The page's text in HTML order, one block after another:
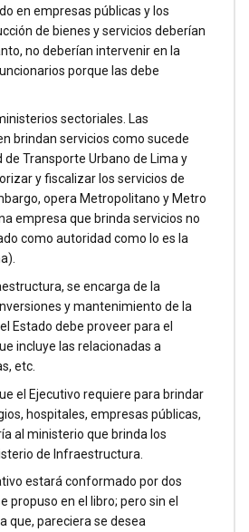
en empresas públicas y los
de bienes y servicios deberían
no deberían intervenir en la
porque las debe
sectoriales. Las
brindan servicios como sucede
de Transporte Urbano de Lima y
y fiscalizar los servicios de
opera Metropolitano y Metro
empresa que brinda servicios no
como autoridad como lo es la
se encarga de la
y mantenimiento de la
Estado debe proveer para el
incluye las relacionadas a
etc.
el Ejecutivo requiere para brindar
hospitales, empresas públicas,
al ministerio que brinda los
de Infraestructura.
estará conformado por dos
propuso en el libro; pero sin el
que, pareciera se desea